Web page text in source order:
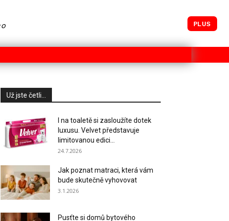
PLUS
Už jste četli...
I na toaletě si zasloužíte dotek
luxusu. Velvet představuje
limitovanou edici...
24.7.2026
Jak poznat matraci, která vám
bude skutečně vyhovovat
3.1.2026
Pusťte si domů bytového